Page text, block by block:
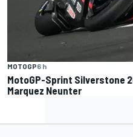
MOTOGP6 h
MotoGP-Sprint Silverstone
Marquez Neunter